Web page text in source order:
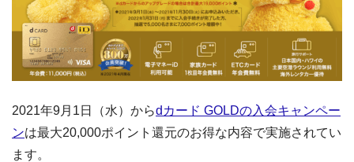
2021年9月1日（水）からdカード GOLDの入会キャンペー
ンは最大20,000ポイント還元のお得な内容で実施されてい
ます。